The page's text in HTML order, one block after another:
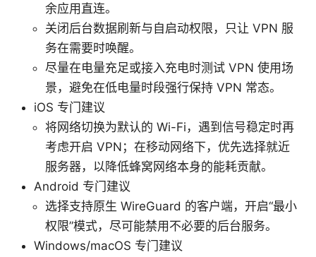
余应用直连。
关闭后台数据刷新与自启动权限，只让 VPN 服
务在需要时唤醒。
尽量在电量充足或接入充电时测试 VPN 使用场
景，避免在低电量时段强行保持 VPN 常态。
iOS 专门建议
将网络切换为默认的 Wi-Fi，遇到信号稳定时再
考虑开启 VPN；在移动网络下，优先选择就近
服务器，以降低蜂窝网络本身的能耗贡献。
Android 专门建议
选择支持原生 WireGuard 的客户端，开启“最小
权限”模式，尽可能禁用不必要的后台服务。
Windows/macOS 专门建议